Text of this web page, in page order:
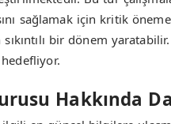
sağlamak için kritik
bir dönem
Hakkında